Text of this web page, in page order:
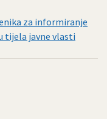
za informiranje
tijela javne vlasti